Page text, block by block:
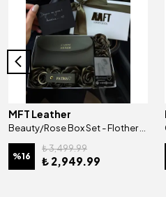
MFT Leather
%16
₺ 3,499.99
₺ 2,949.99